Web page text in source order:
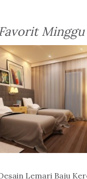
Lemari Baju